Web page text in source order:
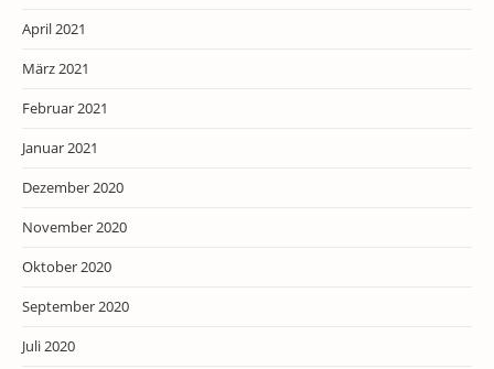
April 2021
März 2021
Februar 2021
Januar 2021
Dezember 2020
November 2020
Oktober 2020
September 2020
Juli 2020